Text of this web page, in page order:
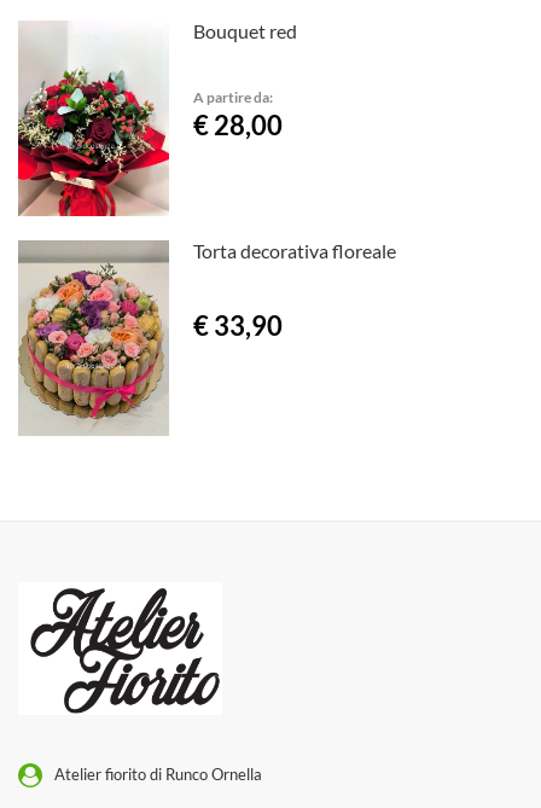
Bouquet red
A partire da:
€ 28,00
Torta decorativa floreale
€ 33,90
Atelier fiorito di Runco Ornella